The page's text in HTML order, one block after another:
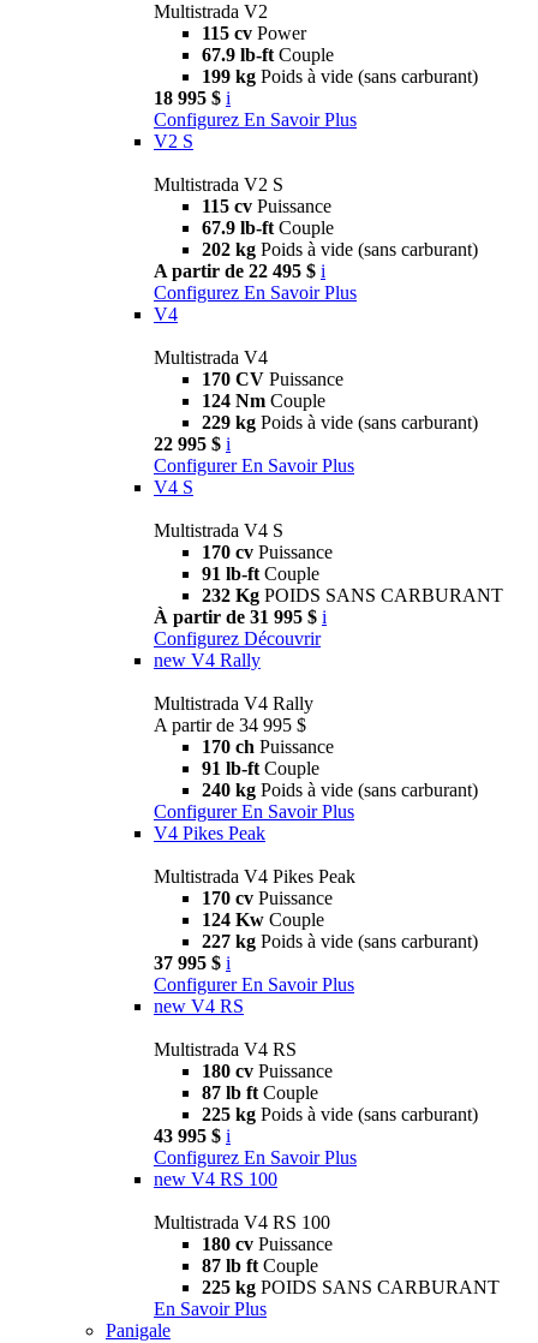
Multistrada V2
115 cv Power
67.9 lb-ft Couple
199 kg Poids à vide (sans carburant)
18 995 $ i
Configurez En Savoir Plus
V2 S
Multistrada V2 S
115 cv Puissance
67.9 lb-ft Couple
202 kg Poids à vide (sans carburant)
A partir de 22 495 $ i
Configurez En Savoir Plus
V4
Multistrada V4
170 CV Puissance
124 Nm Couple
229 kg Poids à vide (sans carburant)
22 995 $ i
Configurer En Savoir Plus
V4 S
Multistrada V4 S
170 cv Puissance
91 lb-ft Couple
232 Kg POIDS SANS CARBURANT
À partir de 31 995 $ i
Configurez Découvrir
new V4 Rally
Multistrada V4 Rally
A partir de 34 995 $
170 ch Puissance
91 lb-ft Couple
240 kg Poids à vide (sans carburant)
Configurer En Savoir Plus
V4 Pikes Peak
Multistrada V4 Pikes Peak
170 cv Puissance
124 Kw Couple
227 kg Poids à vide (sans carburant)
37 995 $ i
Configurer En Savoir Plus
new V4 RS
Multistrada V4 RS
180 cv Puissance
87 lb ft Couple
225 kg Poids à vide (sans carburant)
43 995 $ i
Configurez En Savoir Plus
new V4 RS 100
Multistrada V4 RS 100
180 cv Puissance
87 lb ft Couple
225 kg POIDS SANS CARBURANT
En Savoir Plus
Panigale